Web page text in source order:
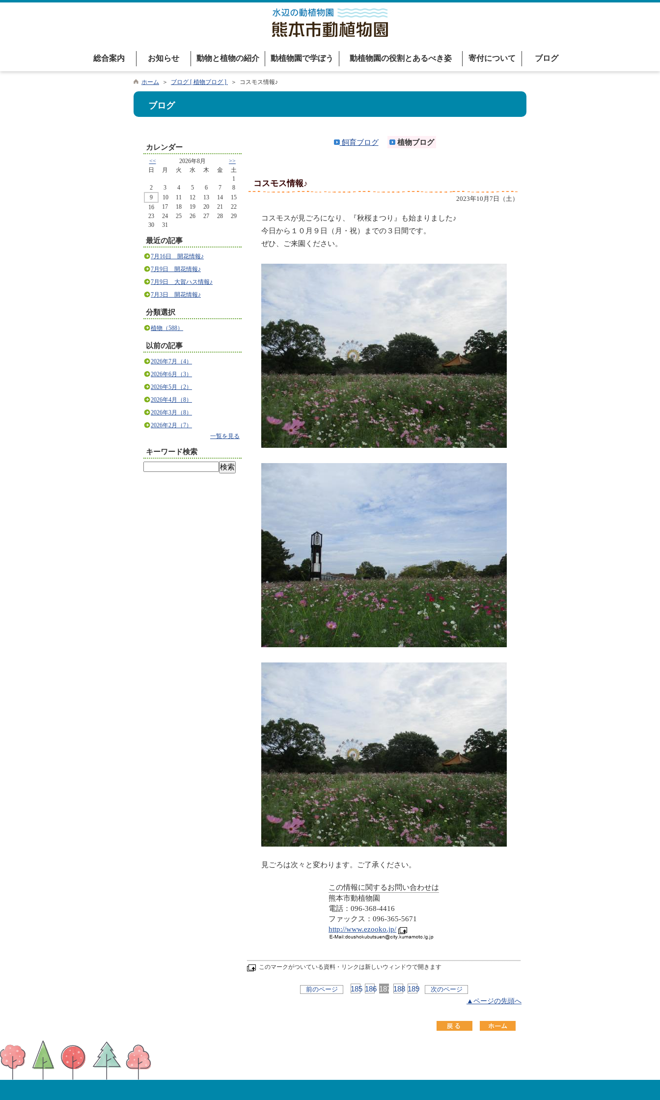
総合案内 お知らせ 動物と植物の紹介 動植物園で学ぼう 動植物園の役割とあるべき姿 寄付について ブログ
ホーム ＞ ブログ [ 植物ブログ ] ＞ コスモス情報♪
ブログ
カレンダー
<< 2026年8月
>>
日
月 火 水 木 金
土
1
2
3 4 5 6 7
8
9
10 11 12 13 14
15
16
17 18 19 20 21
22
23
24 25 26 27 28
29
30
31
最近の記事
7月16日 開花情報♪
7月9日 開花情報♪
7月9日 大賀ハス情報♪
7月3日 開花情報♪
分類選択
植物（588）
以前の記事
2026年7月（4）
2026年6月（3）
2026年5月（2）
2026年4月（8）
2026年3月（8）
2026年2月（7）
一覧を見る
キーワード検索
飼育ブログ 植物ブログ
コスモス情報♪
2023年10月7日（土）
コスモスが見ごろになり、『秋桜まつり』も始まりました♪
今日から１０月９日（月・祝）までの３日間です。
ぜひ、ご来園ください。
見ごろは次々と変わります。ご了承ください。
この情報に関するお問い合わせは
熊本市動植物園
電話：096-368-4416
ファックス：096-365-5671
http://www.ezooko.jp/
このマークがついている資料・リンクは新しいウィンドウで開きます
前のページ 185 186 187 188 189
次のページ
▲ページの先頭へ